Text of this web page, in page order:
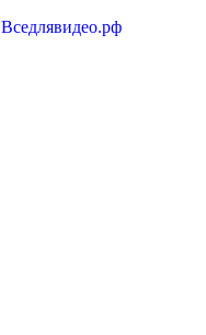
Вседлявидео.рф